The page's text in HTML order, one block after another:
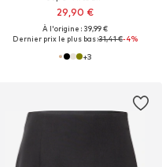
29,90 €
À l'origine : 39,99 €
Dernier prix le plus bas :31,41 €-4%
+3